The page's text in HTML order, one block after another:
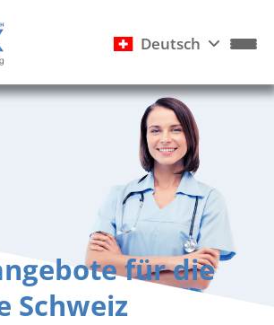
Deutsch
für die
Schweiz